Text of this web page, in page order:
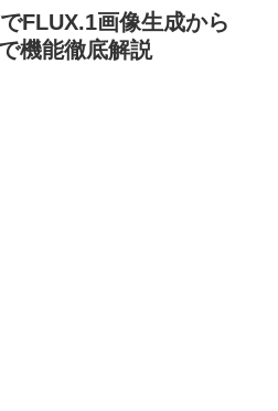
FLUX.1画像生成から
機能徹底解説